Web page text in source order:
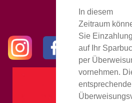
In diesem
Zeitraum
Sie
auf Ihr
per
vornehmen.
entsprechende